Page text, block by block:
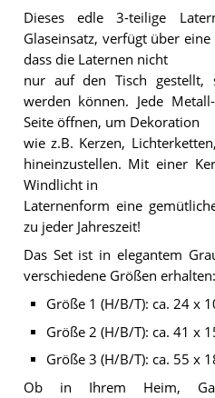
Dieses edle 3-teilige
Glaseinsatz, verfügt über
dass die Laternen nicht
nur auf den Tisch gestellt,
werden können. Jede
Seite öffnen, um Dekoration
wie z.B. Kerzen,
hineinzustellen. Mit einer
Windlicht in
Laternenform eine
zu jeder Jahreszeit!
Das Set ist in elegantem
verschiedene Größen erhalten:
Größe 1 (H/B/T): ca. 24 x
Größe 2 (H/B/T): ca. 41 x
Größe 3 (H/B/T): ca. 55 x
Ob in Ihrem Heim,